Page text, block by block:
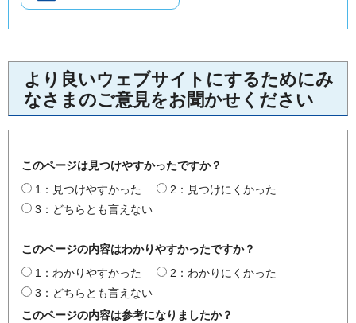
より良いウェブサイトにするためにみ
なさまのご意見をお聞かせください
このページは見つけやすかったですか？
1：見つけやすかった
2：見つけにくかった
3：どちらとも言えない
このページの内容はわかりやすかったですか？
1：わかりやすかった
2：わかりにくかった
3：どちらとも言えない
このページの内容は参考になりましたか？